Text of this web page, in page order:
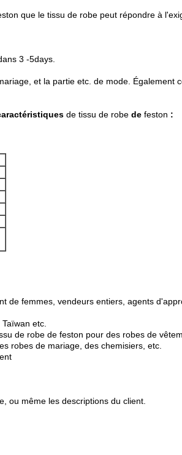
que le tissu de robe peut répondre à
3 -5days.
et la partie etc. de mode.
de tissu de robe de feston :
femmes, vendeurs entiers, agents
etc.
de robe de feston pour des robes de
robes de mariage, des chemisiers, etc.
ou même les descriptions du client.